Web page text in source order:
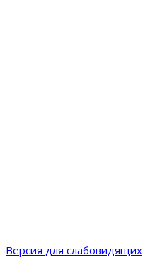
Версия для слабовидящих